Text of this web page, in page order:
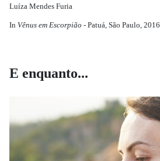
Luíza Mendes Furia
In Vênus em Escorpião - Patuá, São Paulo, 2016
E enquanto...